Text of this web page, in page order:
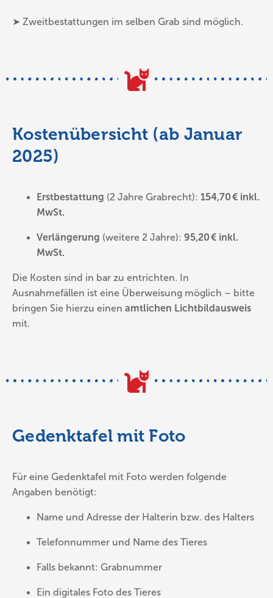
➤ Zweitbestattungen im selben Grab sind möglich.
Kostenübersicht (ab Januar
2025)
Erstbestattung (2 Jahre Grabrecht): 154,70 € inkl.
MwSt.
Verlängerung (weitere 2 Jahre): 95,20 € inkl.
MwSt.
Die Kosten sind in bar zu entrichten. In
Ausnahmefällen ist eine Überweisung möglich – bitte
bringen Sie hierzu einen amtlichen Lichtbildausweis
mit.
Gedenktafel mit Foto
Für eine Gedenktafel mit Foto werden folgende
Angaben benötigt:
Name und Adresse der Halterin bzw. des Halters
Telefonnummer und Name des Tieres
Falls bekannt: Grabnummer
Ein digitales Foto des Tieres